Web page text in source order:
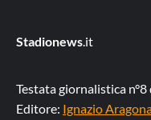
Stadionews.it
Testata giornalistica
Editore: Ignazio